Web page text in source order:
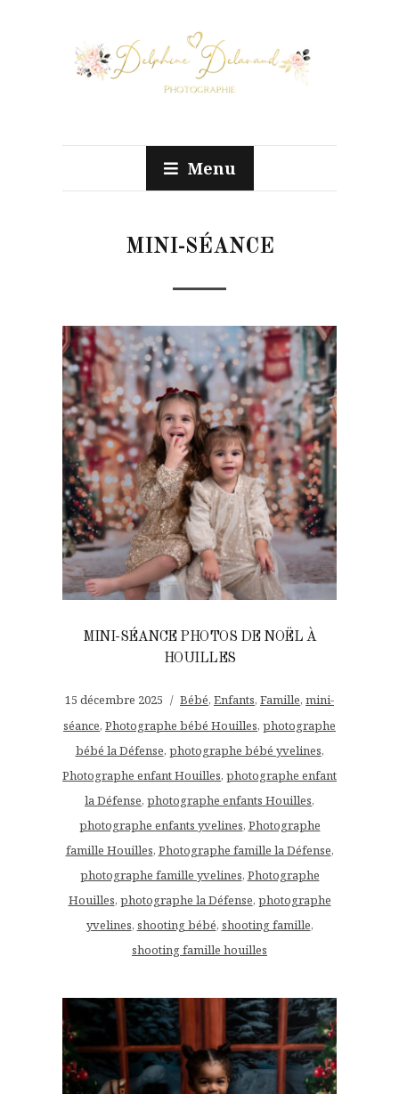
Menu
MINI-SÉANCE
MINI-SÉANCE PHOTOS DE NOËL À
HOUILLES
15 décembre 2025 Bébé, Enfants, Famille, mini-
séance, Photographe bébé Houilles, photographe
bébé la Défense, photographe bébé yvelines,
Photographe enfant Houilles, photographe enfant
la Défense, photographe enfants Houilles,
photographe enfants yvelines, Photographe
famille Houilles, Photographe famille la Défense,
photographe famille yvelines, Photographe
Houilles, photographe la Défense, photographe
yvelines, shooting bébé, shooting famille,
shooting famille houilles